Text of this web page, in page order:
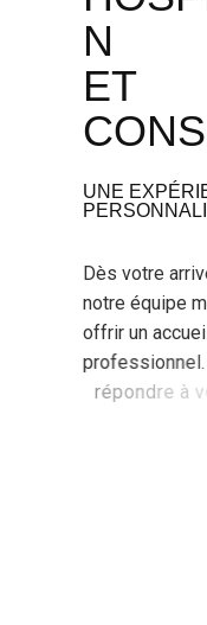
N
ET
CONS
UNE
Dès votre arriv
notre équipe m
offrir un accuei
professionnel .
épondre à vos